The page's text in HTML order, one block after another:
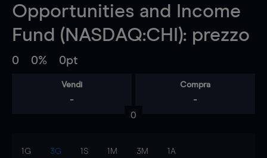
Opportunities and Income
Fund (NASDAQ:CHI): prezzo
0 0% 0pt
Vendi
-
Compra
-
0
1G 3G 1S 1M 3M 1A